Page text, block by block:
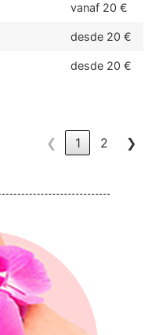
vanaf 20 €
desde 20 €
desde 20 €
❮ 1 2 ❯